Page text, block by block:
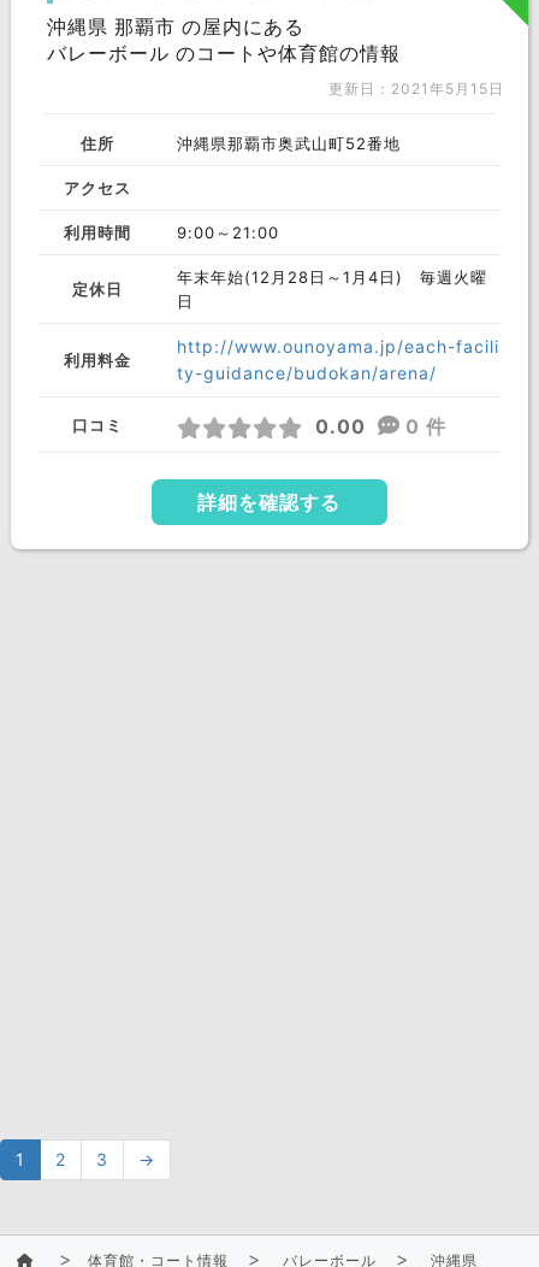
沖縄県 那覇市 の屋内にある
バレーボール のコートや体育館の情報
更新日：2021年5月15日
住所 沖縄県那覇市奥武山町52番地
アクセス
利用時間 9:00～21:00
定休日
年末年始(12月28日～1月4日) 毎週火曜
日
利用料金
http://www.ounoyama.jp/each-facili
ty-guidance/budokan/arena/
口コミ 0.00 0 件
詳細を確認する
1 2 3 →
体育館・コート情報 バレーボール 沖縄県